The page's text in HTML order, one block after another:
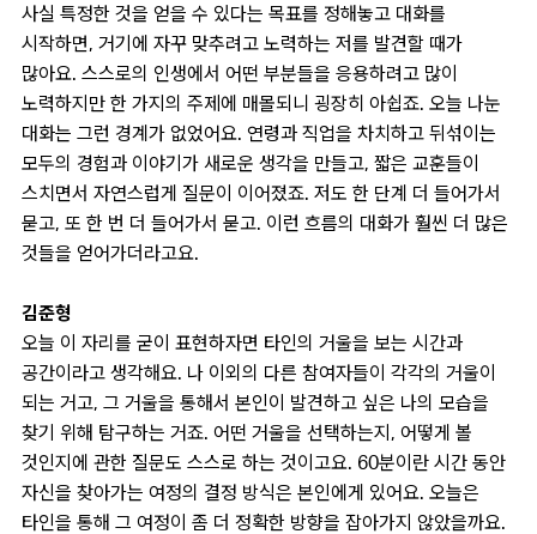
사실 특정한 것을 얻을 수 있다는 목표를 정해놓고 대화를
시작하면, 거기에 자꾸 맞추려고 노력하는 저를 발견할 때가
많아요. 스스로의 인생에서 어떤 부분들을 응용하려고 많이
노력하지만 한 가지의 주제에 매몰되니 굉장히 아쉽죠. 오늘 나눈
대화는 그런 경계가 없었어요. 연령과 직업을 차치하고 뒤섞이는
모두의 경험과 이야기가 새로운 생각을 만들고, 짧은 교훈들이
스치면서 자연스럽게 질문이 이어졌죠. 저도 한 단계 더 들어가서
묻고, 또 한 번 더 들어가서 묻고. 이런 흐름의 대화가 훨씬 더 많은
것들을 얻어가더라고요.
김준형
오늘 이 자리를 굳이 표현하자면 타인의 거울을 보는 시간과
공간이라고 생각해요. 나 이외의 다른 참여자들이 각각의 거울이
되는 거고, 그 거울을 통해서 본인이 발견하고 싶은 나의 모습을
찾기 위해 탐구하는 거죠. 어떤 거울을 선택하는지, 어떻게 볼
것인지에 관한 질문도 스스로 하는 것이고요. 60분이란 시간 동안
자신을 찾아가는 여정의 결정 방식은 본인에게 있어요. 오늘은
타인을 통해 그 여정이 좀 더 정확한 방향을 잡아가지 않았을까요.